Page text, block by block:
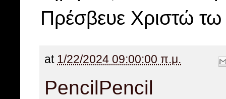
Πρέσβευε Χριστώ
at 1/22/2024 09:00:00 π.μ.
PencilPencil